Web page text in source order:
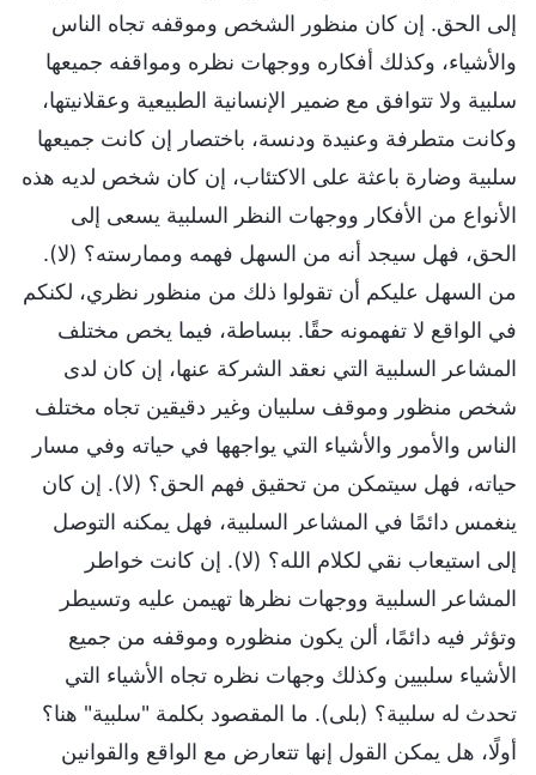
إلى الحق. إن كان منظور الشخص وموقفه تجاه الناس
والأشياء، وكذلك أفكاره ووجهات نظره ومواقفه جميعها
سلبية ولا تتوافق مع ضمير الإنسانية الطبيعية وعقلانيتها،
وكانت متطرفة وعنيدة ودنسة، باختصار إن كانت جميعها
سلبية وضارة باعثة على الاكتئاب، إن كان شخص لديه هذه
الأنواع من الأفكار ووجهات النظر السلبية يسعى إلى
الحق، فهل سيجد أنه من السهل فهمه وممارسته؟ (لا).
من السهل عليكم أن تقولوا ذلك من منظور نظري، لكنكم
في الواقع لا تفهمونه حقًا. ببساطة، فيما يخص مختلف
المشاعر السلبية التي نعقد الشركة عنها، إن كان لدى
شخص منظور وموقف سلبيان وغير دقيقين تجاه مختلف
الناس والأمور والأشياء التي يواجهها في حياته وفي مسار
حياته، فهل سيتمكن من تحقيق فهم الحق؟ (لا). إن كان
ينغمس دائمًا في المشاعر السلبية، فهل يمكنه التوصل
إلى استيعاب نقي لكلام الله؟ (لا). إن كانت خواطر
المشاعر السلبية ووجهات نظرها تهيمن عليه وتسيطر
وتؤثر فيه دائمًا، ألن يكون منظوره وموقفه من جميع
الأشياء سلبيين وكذلك وجهات نظره تجاه الأشياء التي
تحدث له سلبية؟ (بلى). ما المقصود بكلمة "سلبية" هنا؟
أولًا، هل يمكن القول إنها تتعارض مع الواقع والقوانين